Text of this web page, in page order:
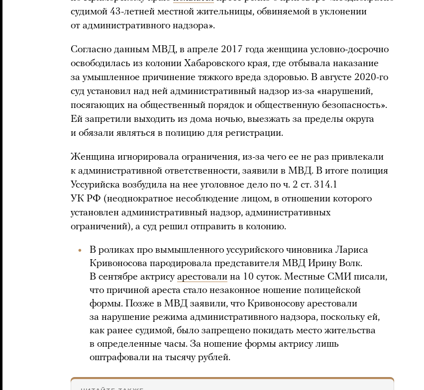
судимой 43-летней местной жительницы, обвиняемой в уклонении
от административного надзора».
Согласно данным МВД, в апреле 2017 года женщина условно-досрочно
освободилась из колонии Хабаровского края, где отбывала наказание
за умышленное причинение тяжкого вреда здоровью. В августе 2020-го
суд установил над ней административный надзор из-за «нарушений,
посягающих на общественный порядок и общественную безопасность».
Ей запретили выходить из дома ночью, выезжать за пределы округа
и обязали являться в полицию для регистрации.
Женщина игнорировала ограничения, из-за чего ее не раз привлекали
к административной ответственности, заявили в МВД. В итоге полиция
Уссурийска возбудила на нее уголовное дело по ч. 2 ст. 314.1
УК РФ (неоднократное несоблюдение лицом, в отношении которого
установлен административный надзор, административных
ограничений), а суд решил отправить в колонию.
В роликах про вымышленного уссурийского чиновника Лариса
Кривоносова пародировала представителя МВД Ирину Волк.
В сентябре актрису арестовали на 10 суток. Местные СМИ писали,
что причиной ареста стало незаконное ношение полицейской
формы. Позже в МВД заявили, что Кривоносову арестовали
за нарушение режима административного надзора, поскольку ей,
как ранее судимой, было запрещено покидать место жительства
в определенные часы. За ношение формы актрису лишь
оштрафовали на тысячу рублей.